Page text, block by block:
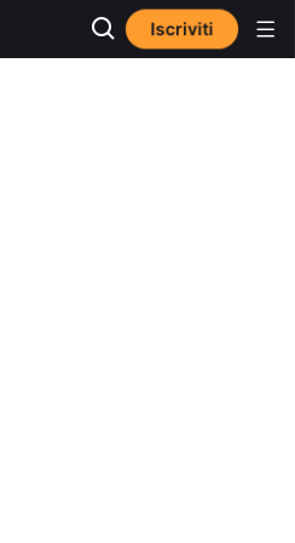
Iscriviti